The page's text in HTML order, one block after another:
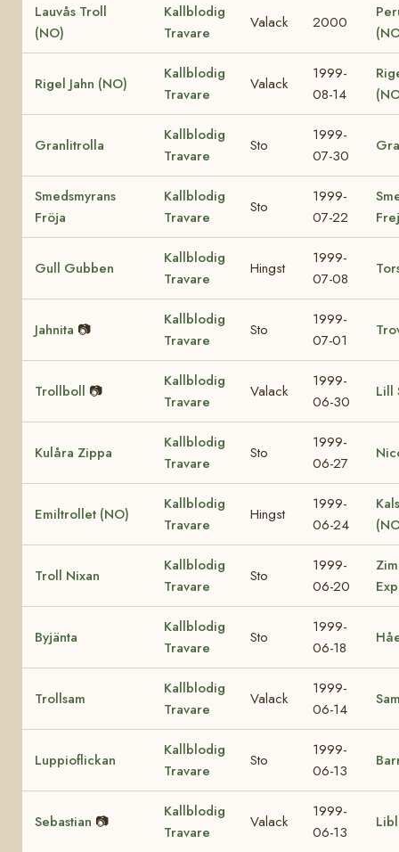
Lauvås Troll
(NO)
Kallblodig
Travare
Valack 2000
Rigel Jahn (NO)
Kallblodig
Travare
Valack
1999-
08-14
Granlitrolla
Kallblodig
Travare
Sto
1999-
07-30
Smedsmyrans
Fröja
Kallblodig
Travare
Sto
1999-
07-22
Gull Gubben
Kallblodig
Travare
Hingst
1999-
07-08
Jahnita 📷
Kallblodig
Travare
Sto
1999-
07-01
Trollboll 📷
Kallblodig
Travare
Valack
1999-
06-30
Lill
Kulåra Zippa
Kallblodig
Travare
Sto
1999-
06-27
Emiltrollet (NO)
Kallblodig
Travare
Hingst
1999-
06-24
Troll Nixan
Kallblodig
Travare
Sto
1999-
06-20
Byjänta
Kallblodig
Travare
Sto
1999-
06-18
Trollsam
Kallblodig
Travare
Valack
1999-
06-14
Luppioflickan
Kallblodig
Travare
Sto
1999-
06-13
Sebastian 📷
Kallblodig
Travare
Valack
1999-
06-13